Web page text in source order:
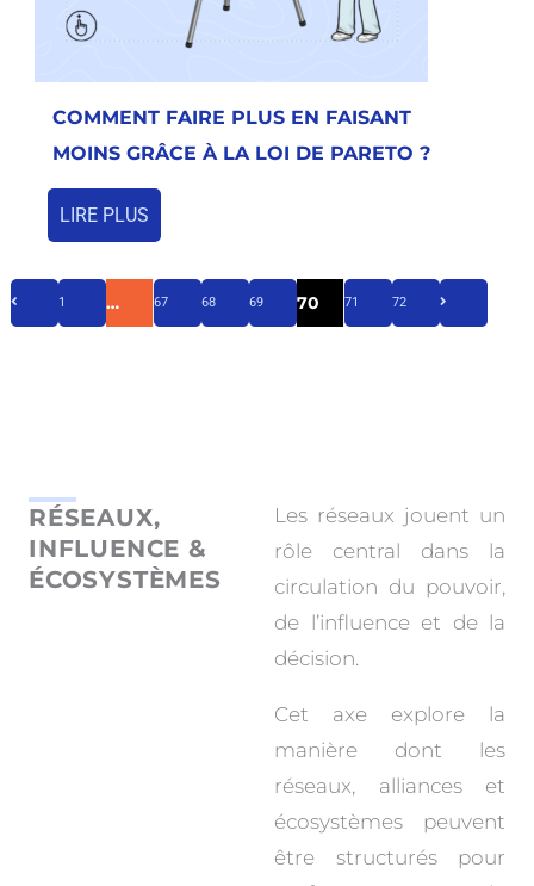
COMMENT FAIRE PLUS EN FAISANT
MOINS GRÂCE À LA LOI DE PARETO ?
LIRE PLUS
1 … 67 68 69 70 71 72
RÉSEAUX,
INFLUENCE &
ÉCOSYSTÈMES
Les réseaux jouent un
rôle central dans la
circulation du pouvoir,
de l’influence et de la
décision.
Cet axe explore la
manière dont les
réseaux, alliances et
écosystèmes peuvent
être structurés pour